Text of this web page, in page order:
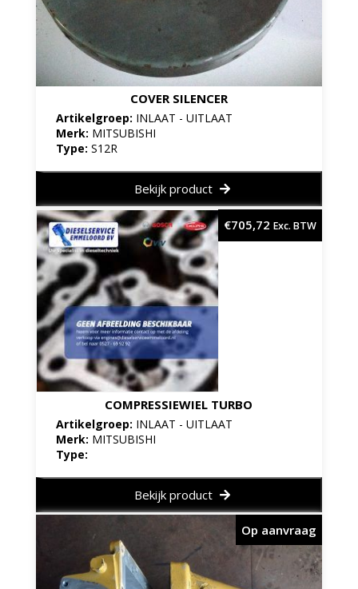
COVER SILENCER
Artikelgroep: INLAAT - UITLAAT
Merk: MITSUBISHI
Type: S12R
Bekijk product
COMPRESSIEWIEL TURBO
Artikelgroep: INLAAT - UITLAAT
Merk: MITSUBISHI
Type:
€705,72 Exc. BTW
Bekijk product
Op aanvraag